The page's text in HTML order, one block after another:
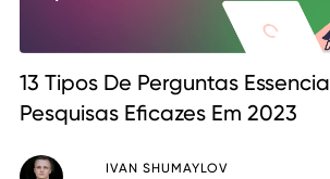
13 Tipos De Perguntas
Pesquisas Eficazes Em 2023
IVAN SHUMAYLOV